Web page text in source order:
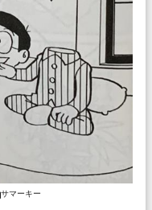
サマーキー